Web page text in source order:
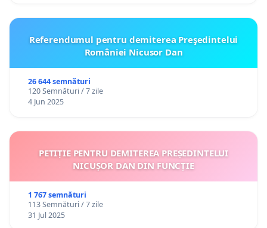
Referendumul pentru demiterea Preşedintelui
României Nicusor Dan
26 644 semnături
120 Semnături / 7 zile
4 Jun 2025
PETIȚIE PENTRU DEMITEREA PREȘEDINTELUI
NICUȘOR DAN DIN FUNCȚIE
1 767 semnături
113 Semnături / 7 zile
31 Jul 2025